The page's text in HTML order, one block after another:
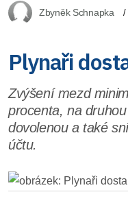
Zbyněk Schnapka
Plynaři
Zvýšení mezd
procenta, na
dovolenou a také
účtu.